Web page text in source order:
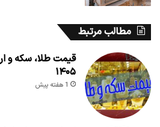
مطالب مرتبط
۱۴۰۵
1 هفته پیش